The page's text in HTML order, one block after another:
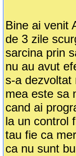
Bine ai venit
de 3 zile
sarcina prin
nu au avut
s-a dezvoltat
mea este sa
cand ai
la un control
tau fie ca
ca nu sunt